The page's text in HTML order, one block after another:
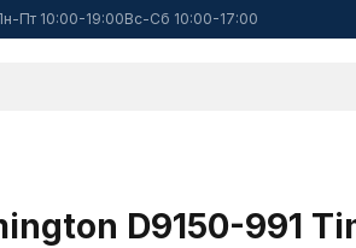
Пт 10:00-19:00Вс-Сб 10:00-17:00
D9150-991